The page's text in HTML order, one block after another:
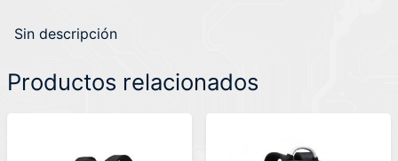
Sin descripción
Productos relacionados